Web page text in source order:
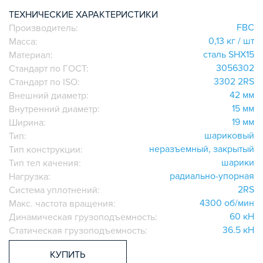
ИГОЛЬЧАТЫЕ РОЛИКОВЫЕ
ЛИНЕЙНЫЕ СОЕДИНИТЕЛИ
ДОПОЛНИТЕЛЬНАЯ ОБРАБОТКА
ПАРАЛЛЕЛЬНЫЕ СОЕДИНИТЕЛИ
ПРОМЫШЛЕННАЯ МЕБЕЛЬ
СИСТЕМА ЛЕСТНИЦ И ПЛАТФОРМ
БЫСТРЫЕ СОЕДИНИТЕЛИ
ВИНТОВЫЕ СОЕДИНИТЕЛИ И ВТУЛКИ
ШАРНИРНЫЕ И ПОДВИЖНЫЕ СОЕДИНИТЕЛИ
НАБОРЫ
ПЕТЛИ, РУЧКИ, ЗАМКИ, ЗАЩЕЛКИ
ЭЛЕМЕНТЫ ДЛЯ КРЕПЛЕНИЯ КАБЕЛЕЙ,
ПАНЕЛЕЙ, ЛИСТА, СЕТКИ
ОПОРЫ, ПОДВЕСЫ
КОМПОНЕНТЫ ДЛЯ КОНВЕЙЕРОВ
ТЕХНИЧЕСКИЕ ХАРАКТЕРИСТИКИ
Производитель:
FBC
Масса:
0,13 кг / шт
Материал:
сталь SHX15
Стандарт по ГОСТ:
3056302
Стандарт по ISO:
3302 2RS
Внешний диаметр:
42 мм
Внутренний диаметр:
15 мм
Ширина:
19 мм
Тип:
шариковый
Тип конструкции:
неразъемный, закрытый
Тип тел качения:
шарики
Нагрузка:
радиально-упорная
Система уплотнений:
2RS
Макс. частота вращения:
4300 об/мин
Динамическая грузоподъемность:
60 кН
Статическая грузоподъемность:
36.5 кН
КУПИТЬ